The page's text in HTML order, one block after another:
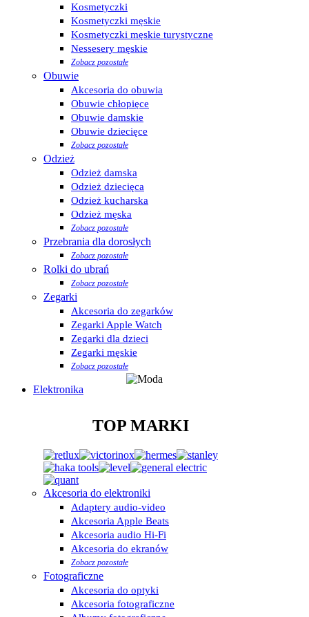
Kosmetyczki
Kosmetyczki męskie
Kosmetyczki męskie turystyczne
Nessesery męskie
Zobacz pozostałe
Obuwie
Akcesoria do obuwia
Obuwie chłopięce
Obuwie damskie
Obuwie dziecięce
Zobacz pozostałe
Odzież
Odzież damska
Odzież dziecięca
Odzież kucharska
Odzież męska
Zobacz pozostałe
Przebrania dla dorosłych
Zobacz pozostałe
Rolki do ubrań
Zobacz pozostałe
Zegarki
Akcesoria do zegarków
Zegarki Apple Watch
Zegarki dla dzieci
Zegarki męskie
Zobacz pozostałe
Elektronika
TOP MARKI
Akcesoria do elektroniki
Adaptery audio-video
Akcesoria Apple Beats
Akcesoria audio Hi-Fi
Akcesoria do ekranów
Zobacz pozostałe
Fotograficzne
Akcesoria do optyki
Akcesoria fotograficzne